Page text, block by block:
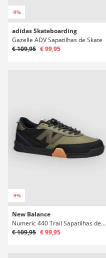
-9%
adidas Skateboarding
Gazelle ADV Sapatilhas de Skate
€ 109,95 € 99,95
-9%
New Balance
Numeric 440 Trail Sapatilhas de Skate
€ 109,95 € 99,95